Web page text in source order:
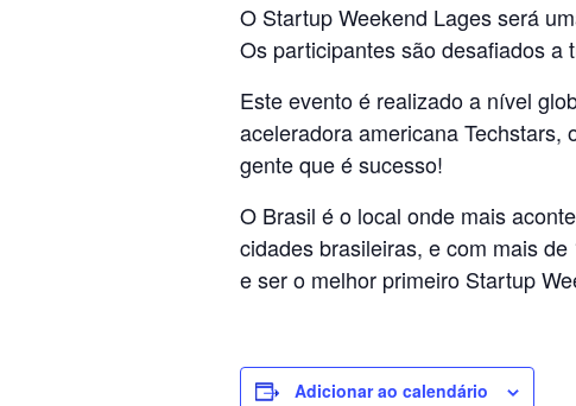
O Startup Weekend Lages será
Os participantes são desafiados a
Este evento é realizado a nível
aceleradora americana
gente que é sucesso!
O Brasil é o local onde mais
cidades brasileiras, e com mais
e ser o melhor primeiro Startup
Adicionar ao calendário